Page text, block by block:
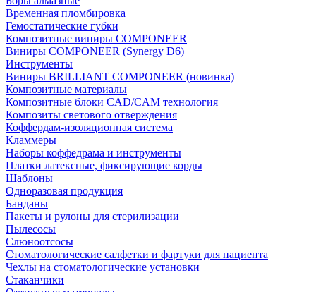
Временная пломбировка
Гемостатические губки
Композитные виниры COMPONEER
Виниры COMPONEER (Synergy D6)
Инструменты
Виниры BRILLIANT COMPONEER (новинка)
Композитные материалы
Композитные блоки CAD/СAM технология
Композиты светового отверждения
Коффердам-изоляционная система
Кламмеры
Наборы коффедрама и инструменты
Платки латексные, фиксирующие корды
Шаблоны
Одноразовая продукция
Банданы
Пакеты и рулоны для стерилизации
Пылесосы
Слюноотсосы
Стоматологические салфетки и фартуки для пациента
Чехлы на стоматологические установки
Стаканчики